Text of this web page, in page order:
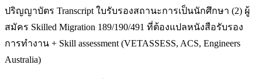
ปริญญาบัตร Transcript ใบรับรองสถานะการเป็นนักศึกษา (2) ผู้
สมัคร Skilled Migration 189/190/491 ที่ต้องแปลหนังสือรับรอง
การทำงาน + Skill assessment (VETASSESS, ACS, Engineers
Australia)